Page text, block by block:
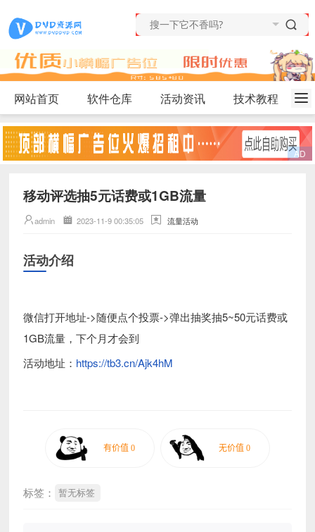
网站首页 软件仓库 活动资讯 技术教程
移动评选抽5元话费或1GB流量
admin 2023-11-9 00:35:05 流量活动
活动介绍
微信打开地址->随便点个投票->弹出抽奖抽5~50元话费或
1GB流量，下个月才会到
活动地址： https://tb3.cn/Ajk4hM
标签： 暂无标签